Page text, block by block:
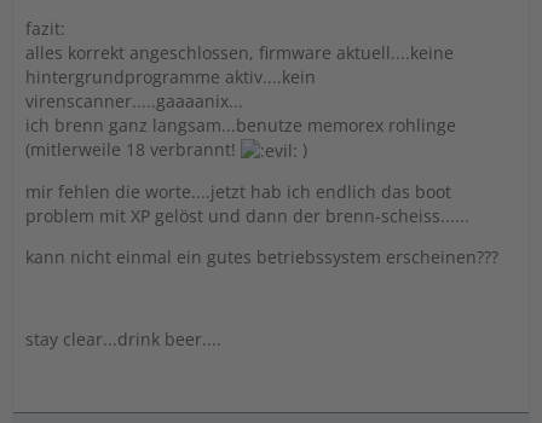
fazit:
alles korrekt angeschlossen, firmware aktuell....keine
hintergrundprogramme aktiv....kein
virenscanner.....gaaaanix...
ich brenn ganz langsam...benutze memorex rohlinge
(mitlerweile 18 verbrannt!
)
mir fehlen die worte....jetzt hab ich endlich das boot
problem mit XP gelöst und dann der brenn-scheiss......
kann nicht einmal ein gutes betriebssystem erscheinen???
stay clear...drink beer....